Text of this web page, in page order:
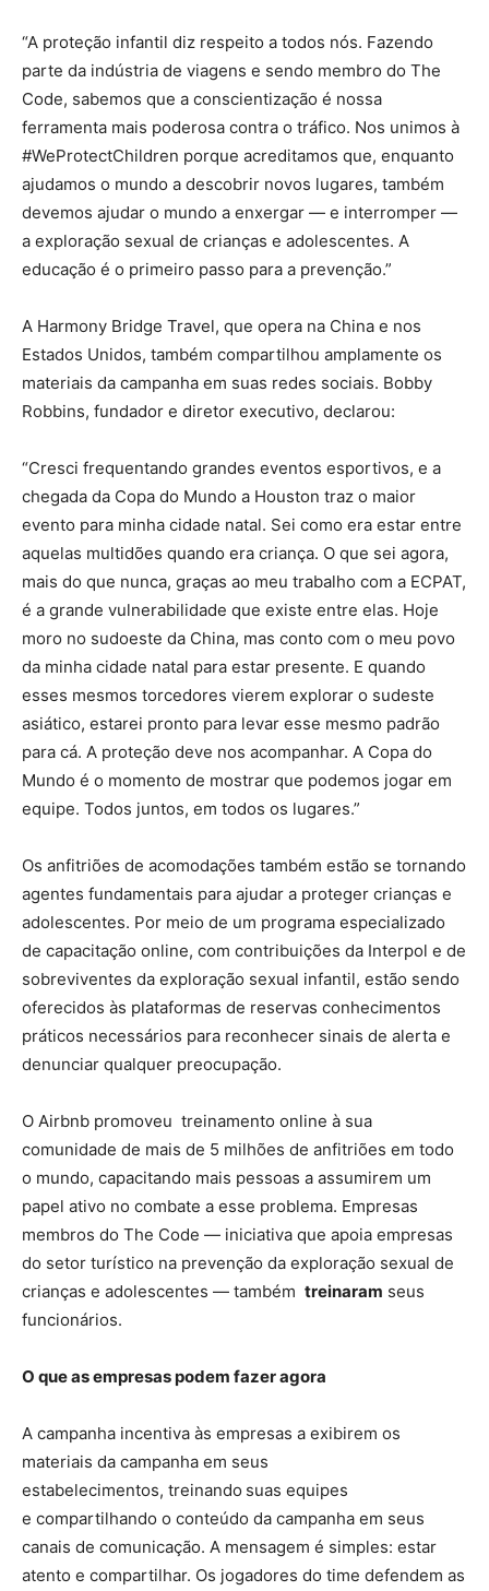
“A proteção infantil diz respeito a todos nós. Fazendo
parte da indústria de viagens e sendo membro do The
Code, sabemos que a conscientização é nossa
ferramenta mais poderosa contra o tráfico. Nos unimos à
#WeProtectChildren porque acreditamos que, enquanto
ajudamos o mundo a descobrir novos lugares, também
devemos ajudar o mundo a enxergar — e interromper —
a exploração sexual de crianças e adolescentes. A
educação é o primeiro passo para a prevenção.”
A Harmony Bridge Travel, que opera na China e nos
Estados Unidos, também compartilhou amplamente os
materiais da campanha em suas redes sociais. Bobby
Robbins, fundador e diretor executivo, declarou:
“Cresci frequentando grandes eventos esportivos, e a
chegada da Copa do Mundo a Houston traz o maior
evento para minha cidade natal. Sei como era estar entre
aquelas multidões quando era criança. O que sei agora,
mais do que nunca, graças ao meu trabalho com a ECPAT,
é a grande vulnerabilidade que existe entre elas. Hoje
moro no sudoeste da China, mas conto com o meu povo
da minha cidade natal para estar presente. E quando
esses mesmos torcedores vierem explorar o sudeste
asiático, estarei pronto para levar esse mesmo padrão
para cá. A proteção deve nos acompanhar. A Copa do
Mundo é o momento de mostrar que podemos jogar em
equipe. Todos juntos, em todos os lugares.”
Os anfitriões de acomodações também estão se tornando
agentes fundamentais para ajudar a proteger crianças e
adolescentes. Por meio de um programa especializado
de capacitação online, com contribuições da Interpol e de
sobreviventes da exploração sexual infantil, estão sendo
oferecidos às plataformas de reservas conhecimentos
práticos necessários para reconhecer sinais de alerta e
denunciar qualquer preocupação.
O Airbnb promoveu treinamento online à sua
comunidade de mais de 5 milhões de anfitriões em todo
o mundo, capacitando mais pessoas a assumirem um
papel ativo no combate a esse problema. Empresas
membros do The Code — iniciativa que apoia empresas
do setor turístico na prevenção da exploração sexual de
crianças e adolescentes — também treinaram seus
funcionários.
O que as empresas podem fazer agora
A campanha incentiva às empresas a exibirem os
materiais da campanha em seus
estabelecimentos, treinando suas equipes
e compartilhando o conteúdo da campanha em seus
canais de comunicação. A mensagem é simples: estar
atento e compartilhar. Os jogadores do time defendem as